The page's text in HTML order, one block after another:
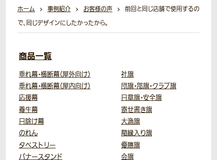
ホーム 事例紹介 お客様の声
前回と同じ店舗で使用するの
で、同じデザインにしたかったから。
商品一覧
垂れ幕・横断幕（屋外向け）
垂れ幕・横断幕（屋内向け）
応援幕
養生幕
日除け幕
のれん
タペストリー
バナースタンド
社旗
団旗・部旗・クラブ旗
日章旗・安全旗
寄せ書き旗
大漁旗
額縁入り旗
優勝旗
会旗